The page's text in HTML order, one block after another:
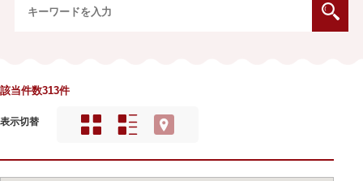
該当件数313件
表示切替